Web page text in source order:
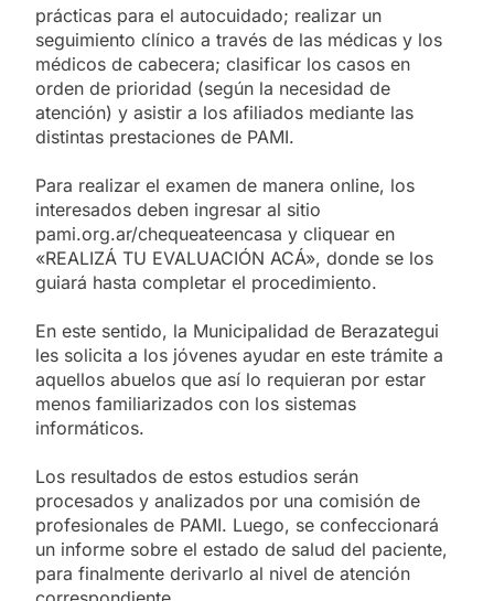
prácticas para el autocuidado; realizar un
seguimiento clínico a través de las médicas y los
médicos de cabecera; clasificar los casos en
orden de prioridad (según la necesidad de
atención) y asistir a los afiliados mediante las
distintas prestaciones de PAMI.
Para realizar el examen de manera online, los
interesados deben ingresar al sitio
pami.org.ar/chequeateencasa y cliquear en
«REALIZÁ TU EVALUACIÓN ACÁ», donde se los
guiará hasta completar el procedimiento.
En este sentido, la Municipalidad de Berazategui
les solicita a los jóvenes ayudar en este trámite a
aquellos abuelos que así lo requieran por estar
menos familiarizados con los sistemas
informáticos.
Los resultados de estos estudios serán
procesados y analizados por una comisión de
profesionales de PAMI. Luego, se confeccionará
un informe sobre el estado de salud del paciente,
para finalmente derivarlo al nivel de atención